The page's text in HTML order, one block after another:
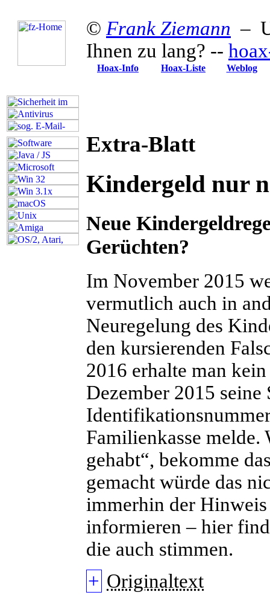
© Frank Ziemann –
Ihnen zu lang? --
Hoax-Info Hoax-Liste Weblog
Extra-Blatt
Kindergeld nur
Neue
Gerüchten?
Im November 2015
vermutlich auch in
Neuregelung des
den kursierenden
2016 erhalte man
Dezember 2015
Familienkasse melde.
gehabt“, bekomme
gemacht würde das
immerhin der
informieren – hier
die auch stimmen.
+ Originaltext